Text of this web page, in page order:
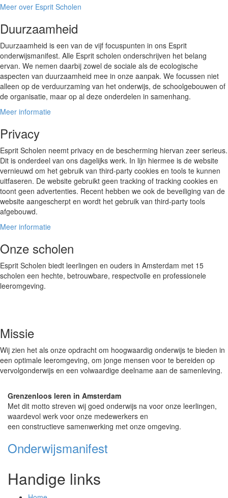
Meer over Esprit Scholen
Duurzaamheid
Duurzaamheid is een van de vijf focuspunten in ons Esprit
onderwijsmanifest. Alle Esprit scholen onderschrijven het belang
ervan. We nemen daarbij zowel de sociale als de ecologische
aspecten van duurzaamheid mee in onze aanpak. We focussen niet
alleen op de verduurzaming van het onderwijs, de schoolgebouwen of
de organisatie, maar op al deze onderdelen in samenhang.
Meer informatie
Privacy
Esprit Scholen neemt privacy en de bescherming hiervan zeer serieus.
Dit is onderdeel van ons dagelijks werk. In lijn hiermee is de website
vernieuwd om het gebruik van third-party cookies en tools te kunnen
uitfaseren. De website gebruikt geen tracking of tracking cookies en
toont geen advertenties. Recent hebben we ook de beveiliging van de
website aangescherpt en wordt het gebruik van third-party tools
afgebouwd.
Meer informatie
Onze scholen
Esprit Scholen biedt leerlingen en ouders in Amsterdam met 15
scholen een hechte, betrouwbare, respectvolle en professionele
leeromgeving.
Missie
Wij zien het als onze opdracht om hoogwaardig onderwijs te bieden in
een optimale leeromgeving, om jonge mensen voor te bereiden op
vervolgonderwijs en een volwaardige deelname aan de samenleving.
Grenzenloos leren in Amsterdam
Met dit motto streven wij goed onderwijs na voor onze leerlingen,
waardevol werk voor onze medewerkers en
een constructieve samenwerking met onze omgeving.
Onderwijsmanifest
Handige links